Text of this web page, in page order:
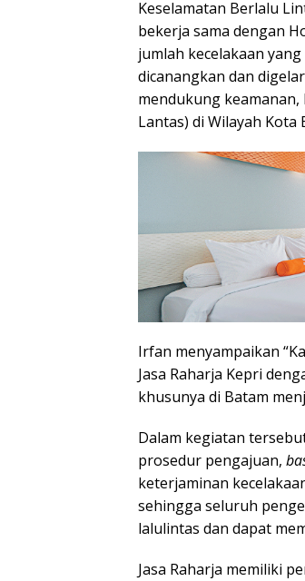
Keselamatan Berlalu
bekerja sama dengan
jumlah kecelakaan
dicanangkan dan
mendukung
Lantas) di Wilayah Kota
Irfan menyampaikan
Jasa Raharja Kepri
khusunya di Batam
Dalam kegiatan
prosedur pengajuan,
keterjaminan
sehingga seluruh
lalulintas dan dapat
Jasa Raharja memiliki